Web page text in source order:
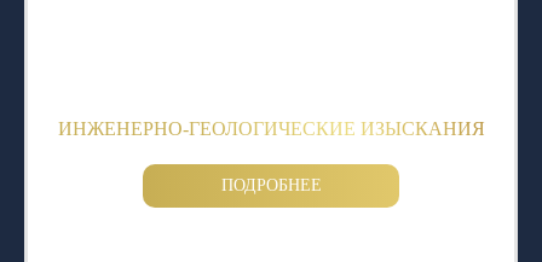
ИНЖЕНЕРНО-ГЕОЛОГИЧЕСКИЕ ИЗЫСКАНИЯ
ПОДРОБНЕЕ